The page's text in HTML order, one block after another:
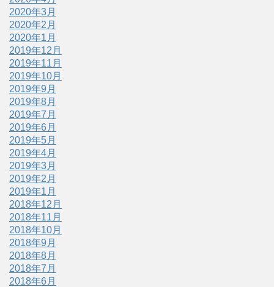
2020年3月
2020年2月
2020年1月
2019年12月
2019年11月
2019年10月
2019年9月
2019年8月
2019年7月
2019年6月
2019年5月
2019年4月
2019年3月
2019年2月
2019年1月
2018年12月
2018年11月
2018年10月
2018年9月
2018年8月
2018年7月
2018年6月